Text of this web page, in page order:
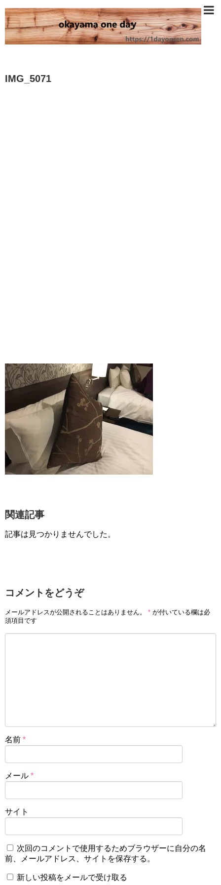
IMG_5071
関連記事
記事は見つかりませんでした。
コメントをどうぞ
メールアドレスが公開されることはありません。 * が付いている欄は必
須項目です
名前 *
メール *
サイト
次回のコメントで使用するためブラウザーに自分の名
前、メールアドレス、サイトを保存する。
新しい投稿をメールで受け取る